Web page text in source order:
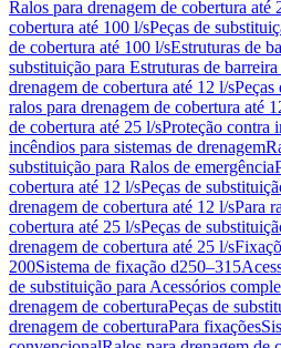
Ralos para drenagem de cobertura até
cobertura até 100 l/sPeças de
de cobertura até 100 l/sEstruturas de
substituição para Estruturas de
drenagem de cobertura até 12 l/sPeças
ralos para drenagem de cobertura até
de cobertura até 25 l/sProteção contra
incêndios para sistemas de drenagem
substituição para Ralos de emergência
cobertura até 12 l/sPeças de
drenagem de cobertura até 12 l/sPara
cobertura até 25 l/sPeças de
drenagem de cobertura até 25 l/s
200Sistema de fixação d250–315
de substituição para Acessórios
drenagem de coberturaPeças de
drenagem de coberturaPara fixações